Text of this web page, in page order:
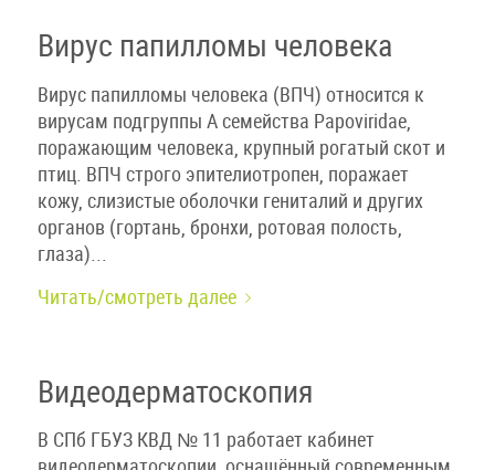
Вирус папилломы человека
Вирус папилломы человека (ВПЧ) относится к
вирусам подгруппы А семейства Papoviridae,
поражающим человека, крупный рогатый скот и
птиц. ВПЧ строго эпителиотропен, поражает
кожу, слизистые оболочки гениталий и других
органов (гортань, бронхи, ротовая полость,
глаза)...
Читать/смотреть далее
Видеодерматоскопия
В СПб ГБУЗ КВД № 11 работает кабинет